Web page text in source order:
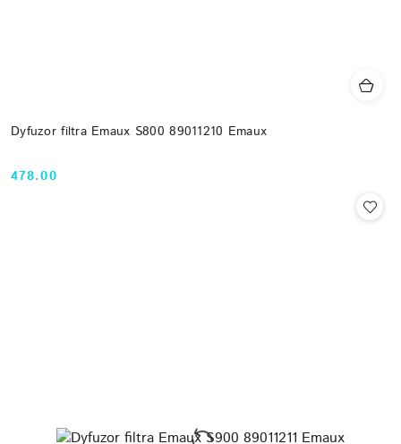
Dyfuzor filtra Emaux S800 89011210 Emaux
Cena:
478.00